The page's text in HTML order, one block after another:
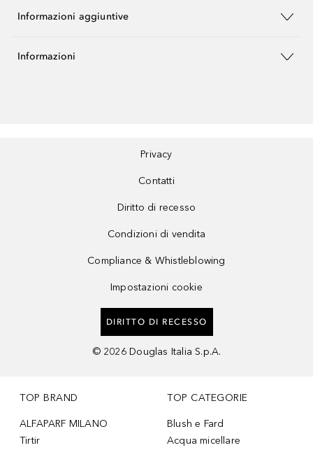
Informazioni aggiuntive
Informazioni
Privacy
Contatti
Diritto di recesso
Condizioni di vendita
Compliance & Whistleblowing
Impostazioni cookie
DIRITTO DI RECESSO
© 2026 Douglas Italia S.p.A.
TOP BRAND
ALFAPARF MILANO
Tirtir
TOP CATEGORIE
Blush e Fard
Acqua micellare